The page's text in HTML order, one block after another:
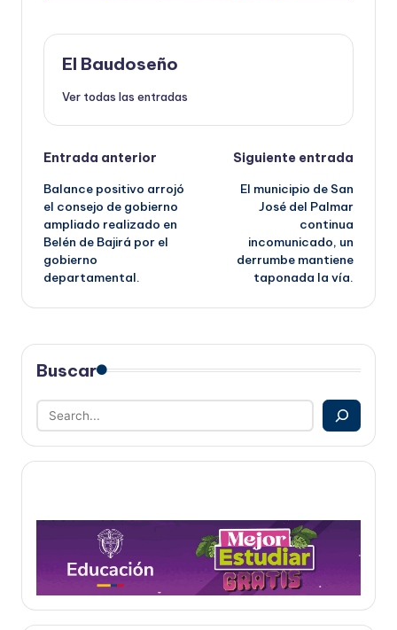
El Baudoseño
Ver todas las entradas
Navegación
de
entradas
Entrada anterior
Balance positivo arrojó
el consejo de gobierno
ampliado realizado en
Belén de Bajirá por el
gobierno
departamental.
Siguiente entrada
El municipio de San
José del Palmar
continua
incomunicado, un
derrumbe mantiene
taponada la vía.
Buscar